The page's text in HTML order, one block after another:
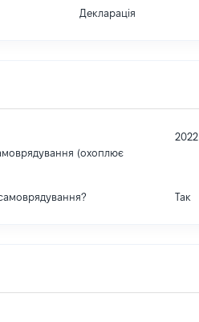
Декларація
(охоплює
2022
Так